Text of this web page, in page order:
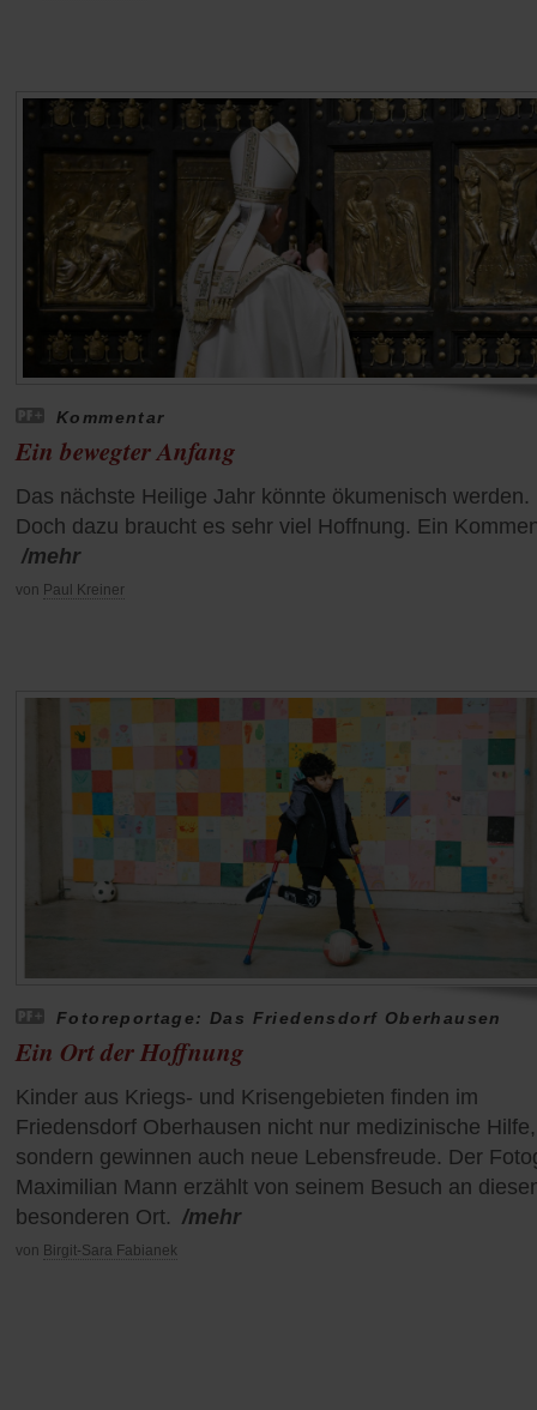
Kommentar
Ein bewegter Anfang
Das nächste Heilige Jahr könnte ökumenisch werden.
Doch dazu braucht es sehr viel Hoffnung. Ein
/mehr
von Paul Kreiner
Fotoreportage: Das Friedensdorf Oberhausen
Ein Ort der Hoffnung
Kinder aus Kriegs- und Krisengebieten finden im
Friedensdorf Oberhausen nicht nur medizinische Hilfe,
sondern gewinnen auch neue Lebensfreude. Der
Maximilian Mann erzählt von seinem Besuch an
besonderen Ort. /mehr
von Birgit-Sara Fabianek